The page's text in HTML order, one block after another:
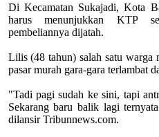
Di Kecamatan Sukajadi, Kota
harus menunjukkan KTP
pembeliannya dijatah.
Lilis (48 tahun) salah satu warga
pasar murah gara-gara terlambat
"Tadi pagi sudah ke sini, tapi
Sekarang baru balik lagi
dilansir Tribunnews.com.